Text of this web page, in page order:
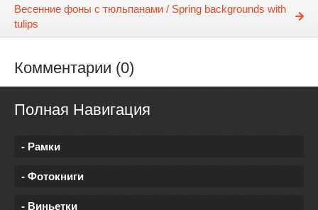
Весенние фоны с тюльпанами / Spring backgrounds with
tulips
Комментарии (0)
Полная Навигация
- Рамки
- Фотокниги
- Виньетки